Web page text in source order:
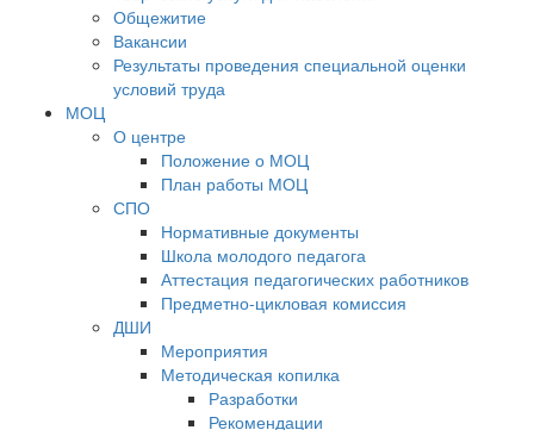
Общежитие
Вакансии
Результаты проведения специальной оценки
условий труда
МОЦ
О центре
Положение о МОЦ
План работы МОЦ
СПО
Нормативные документы
Школа молодого педагога
Аттестация педагогических работников
Предметно-цикловая комиссия
ДШИ
Мероприятия
Методическая копилка
Разработки
Рекомендации